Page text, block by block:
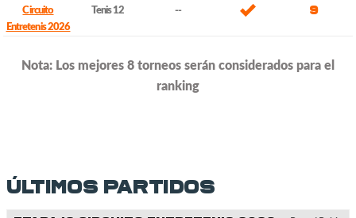
Circuito
Entretenis 2026
Tenis 12 -- 9
Nota: Los mejores 8 torneos serán considerados para el
ranking
Últimos partidos